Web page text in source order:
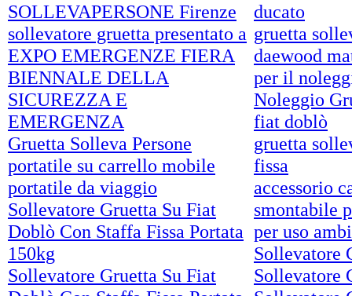
SOLLEVAPERSONE Firenze
sollevatore gruetta presentato a
EXPO EMERGENZE FIERA
BIENNALE DELLA
SICUREZZA E
EMERGENZA
Gruetta Solleva Persone
portatile su carrello mobile
portatile da viaggio
Sollevatore Gruetta Su Fiat
Doblò Con Staffa Fissa Portata
150kg
Sollevatore Gruetta Su Fiat
ducato
gruetta
daewood
per il
Noleggio
fiat doblò
gruetta
fissa
accessorio
smontabile
per uso
Sollevatore
Sollevatore